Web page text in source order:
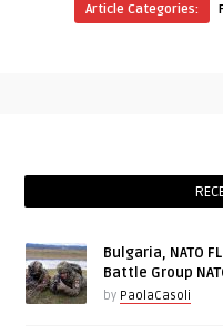
Article Categories:
Bulgaria, NATO
Battle Group
by PaolaCasoli